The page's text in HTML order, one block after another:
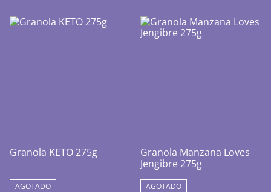
Granola KETO 275g
AGOTADO
Granola Manzana Loves
Jengibre 275g
AGOTADO